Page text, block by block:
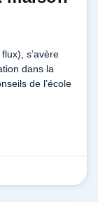
s’avère
dans la
de l’école